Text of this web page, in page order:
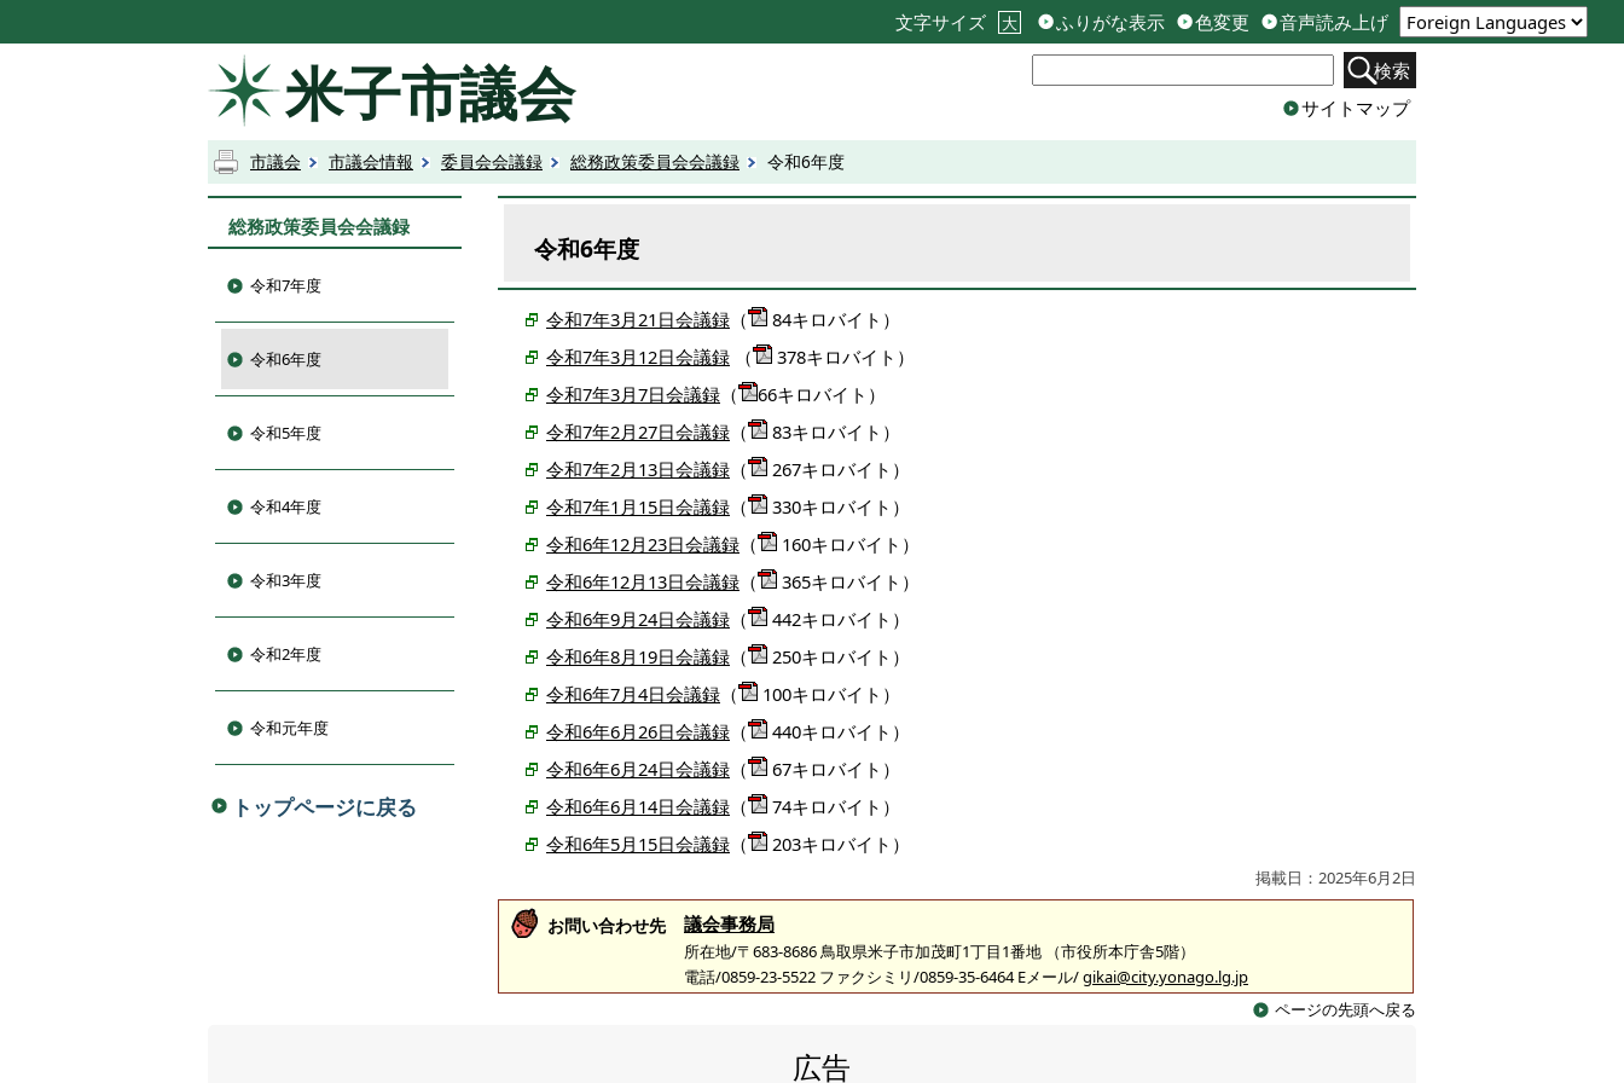
文字サイズ 大 ふりがな表示 色変更 音声読み上げ
米子市議会
検索
サイトマップ
市議会 市議会情報 委員会会議録 総務政策委員会会議録 令和6年度
総務政策委員会会議録
令和7年度
令和6年度
令和5年度
令和4年度
令和3年度
令和2年度
令和元年度
トップページに戻る
令和6年度
令和7年3月21日会議録 （
84キロバイト）
令和7年3月12日会議録 （
378キロバイト）
令和7年3月7日会議録 （
66キロバイト）
令和7年2月27日会議録 （
83キロバイト）
令和7年2月13日会議録 （
267キロバイト）
令和7年1月15日会議録 （
330キロバイト）
令和6年12月23日会議録 （
160キロバイト）
令和6年12月13日会議録 （
365キロバイト）
令和6年9月24日会議録 （
442キロバイト）
令和6年8月19日会議録 （
250キロバイト）
令和6年7月4日会議録 （
100キロバイト）
令和6年6月26日会議録 （
440キロバイト）
令和6年6月24日会議録 （
67キロバイト）
令和6年6月14日会議録 （
74キロバイト）
令和6年5月15日会議録 （ 203キロバイト）
掲載日：2025年6月2日
お問い合わせ先 議会事務局
所在地/〒683-8686 鳥取県米子市加茂町1丁目1番地 （市役所本庁舎5階）
電話/0859-23-5522 ファクシミリ/0859-35-6464 Eメール/gikai@city.yonago.lg.jp
ページの先頭へ戻る
広告